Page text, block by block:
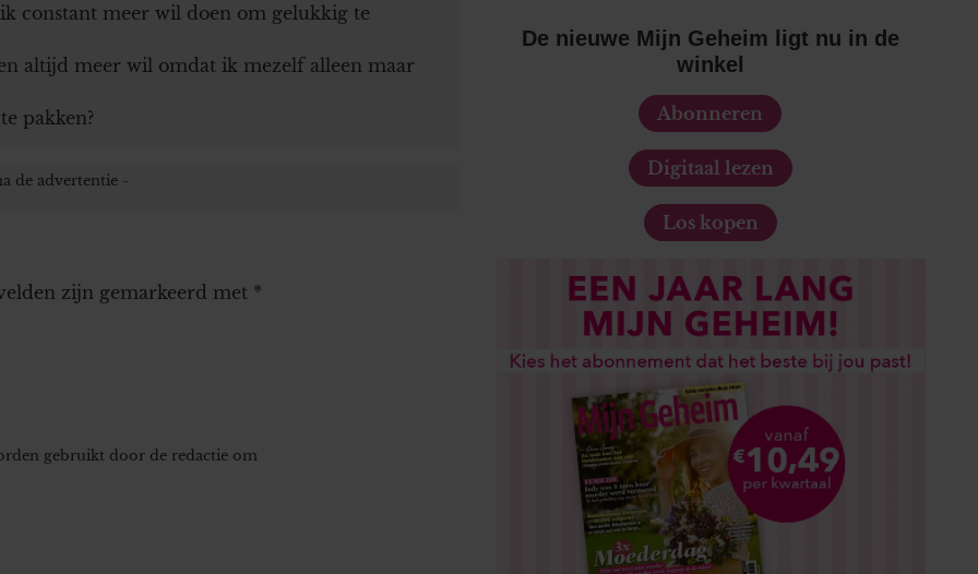
constant meer wil doen om gelukkig te
altijd meer wil omdat ik mezelf alleen maar
pakken?
zijn gemarkeerd met *
gebruikt door de redactie om
De nieuwe Mijn Geheim ligt nu in de
winkel
Abonneren
Digitaal lezen
Los kopen